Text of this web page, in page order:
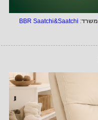
משרד:
BBR Saatchi&Saatchi